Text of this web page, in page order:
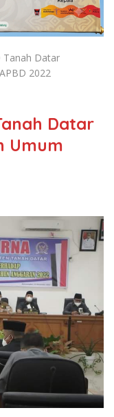
Tanah Datar
2022
Datar
Umum